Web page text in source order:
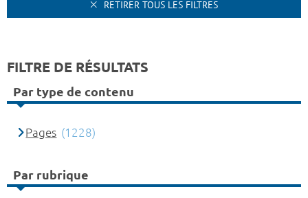
RETIRER TOUS LES FILTRES
FILTRE DE RÉSULTATS
Par type de contenu
Pages (1228)
Par rubrique